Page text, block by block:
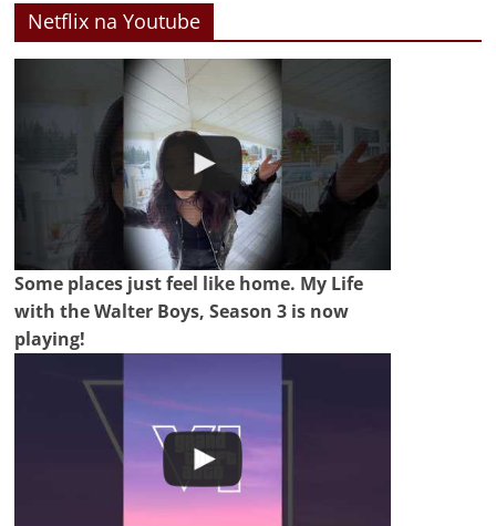
Netflix na Youtube
Some places just feel like home. My Life
with the Walter Boys, Season 3 is now
playing!